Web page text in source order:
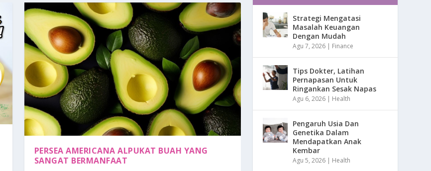
PERSEA AMERICANA ALPUKAT BUAH YANG
SANGAT BERMANFAAT
Strategi Mengatasi
Masalah Keuangan
Dengan Mudah
Agu 7, 2026 | Finance
Tips Dokter, Latihan
Pernapasan Untuk
Ringankan Sesak Napas
Agu 6, 2026 | Health
Pengaruh Usia Dan
Genetika Dalam
Mendapatkan Anak
Kembar
Agu 5, 2026 | Health